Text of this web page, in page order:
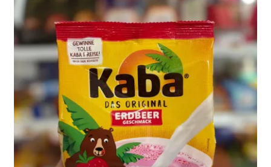
COPII
JUCARII
ROYALTY
LINE
DETERGENT
ÎNGRIJIRE